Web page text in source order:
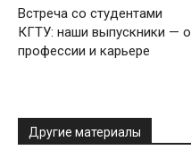
Встреча со студентами
КГТУ: наши выпускники — о
профессии и карьере
Другие материалы